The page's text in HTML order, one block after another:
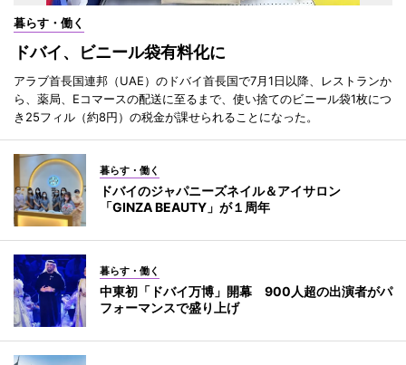
暮らす・働く
ドバイ、ビニール袋有料化に
アラブ首長国連邦（UAE）のドバイ首長国で7月1日以降、レストランか
ら、薬局、Eコマースの配送に至るまで、使い捨てのビニール袋1枚につ
き25フィル（約8円）の税金が課せられることになった。
暮らす・働く
ドバイのジャパニーズネイル＆アイサロン
「GINZA BEAUTY」が１周年
暮らす・働く
中東初「ドバイ万博」開幕 900人超の出演者がパ
フォーマンスで盛り上げ